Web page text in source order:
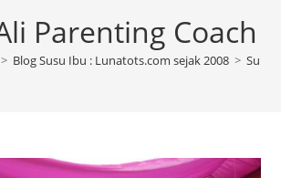
Parenting Coach
> Blog Susu Ibu : Lunatots.com sejak 2008 >